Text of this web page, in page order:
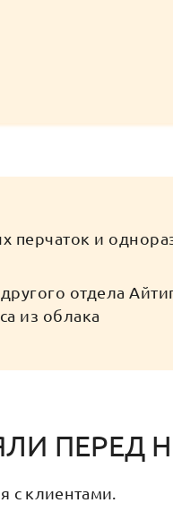
перчаток и
отдела
из облака
ПЕРЕД
с клиентами.